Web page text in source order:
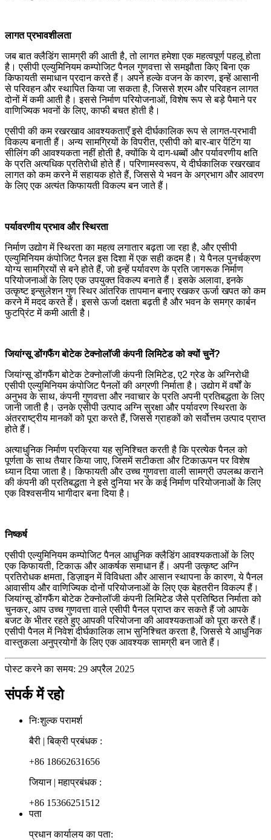
लागत प्रभावशीलता
जब बात क्लैडिंग सामग्री की आती है, तो लागत हमेशा एक महत्वपूर्ण पहलू होता
है। एसीपी एल्युमिनियम कम्पोजिट पैनल गुणवत्ता से समझौता किए बिना एक
किफायती समाधान प्रदान करते हैं। अपने हल्के वजन के कारण, इन्हें आसानी
से परिवहन और स्थापित किया जा सकता है, जिससे श्रम और परिवहन लागत
दोनों में कमी आती है। इससे निर्माण परियोजनाओं, विशेष रूप से बड़े पैमाने पर
वाणिज्यिक भवनों के लिए, काफी बचत होती है।
एसीपी की कम रखरखाव आवश्यकताएँ इसे दीर्घकालिक रूप से लागत-प्रभावी
विकल्प बनाती हैं। अन्य सामग्रियों के विपरीत, एसीपी को बार-बार पेंटिंग या
सीलिंग की आवश्यकता नहीं होती है, क्योंकि ये दाग-धब्बों और पर्यावरणीय क्षति
के प्रति अत्यधिक प्रतिरोधी होते हैं। परिणामस्वरूप, ये दीर्घकालिक रखरखाव
लागत को कम करने में सहायक होते हैं, जिससे ये भवन के अग्रभाग और आवरण
के लिए एक अत्यंत किफायती विकल्प बन जाते हैं।
पर्यावरणीय प्रभाव और स्थिरता
निर्माण उद्योग में स्थिरता का महत्व लगातार बढ़ता जा रहा है, और एसीपी
एल्युमिनियम कंपोजिट पैनल इस दिशा में एक सही कदम है। ये पैनल पुनर्चक्रण
योग्य सामग्रियों से बने होते हैं, जो इन्हें पर्यावरण के प्रति जागरूक निर्माण
परियोजनाओं के लिए एक उपयुक्त विकल्प बनाते हैं। इसके अलावा, इनके
उत्कृष्ट इन्सुलेशन गुण स्थिर आंतरिक तापमान बनाए रखकर ऊर्जा खपत को कम
करने में मदद करते हैं। इससे ऊर्जा दक्षता बढ़ती है और भवन के समग्र कार्बन
फुटप्रिंट में कमी आती है।
जियांग्सू डोंगफैंग बोटेक टेक्नोलॉजी कंपनी लिमिटेड को क्यों चुनें?
जियांग्सू डोंगफैंग बोटेक टेक्नोलॉजी कंपनी लिमिटेड, ए2 ग्रेड के अग्निरोधी
एसीपी एल्युमिनियम कंपोजिट पैनलों की अग्रणी निर्माता है। उद्योग में वर्षों के
अनुभव के साथ, कंपनी गुणवत्ता और नवाचार के प्रति अपनी प्रतिबद्धता के लिए
जानी जाती है। उनके एसीपी उत्पाद अग्नि सुरक्षा और पर्यावरण स्थिरता के
अंतरराष्ट्रीय मानकों को पूरा करते हैं, जिससे ग्राहकों को सर्वोत्तम उत्पाद प्राप्त
होते हैं।
अत्याधुनिक निर्माण प्रक्रिया यह सुनिश्चित करती है कि प्रत्येक पैनल को
पूर्णता के साथ तैयार किया जाए, जिसमें सटीकता और टिकाऊपन पर विशेष
ध्यान दिया जाता है। किफायती और उच्च गुणवत्ता वाली सामग्री उपलब्ध कराने
की कंपनी की प्रतिबद्धता ने इसे दुनिया भर के कई निर्माण परियोजनाओं के लिए
एक विश्वसनीय भागीदार बना दिया है।
निष्कर्ष
एसीपी एल्युमिनियम कम्पोजिट पैनल आधुनिक क्लैडिंग आवश्यकताओं के लिए
एक किफायती, टिकाऊ और आकर्षक समाधान हैं। अपनी उत्कृष्ट अग्नि
प्रतिरोधक क्षमता, डिज़ाइन में विविधता और आसान स्थापना के कारण, ये पैनल
आवासीय और वाणिज्यिक दोनों परियोजनाओं के लिए एक बेहतरीन विकल्प हैं।
जियांग्सू डोंगफैंग बोटेक टेक्नोलॉजी कंपनी लिमिटेड जैसे प्रतिष्ठित निर्माता को
चुनकर, आप उच्च गुणवत्ता वाले एसीपी पैनल प्राप्त कर सकते हैं जो आपके
बजट के भीतर रहते हुए आपकी परियोजना की आवश्यकताओं को पूरा करते हैं।
एसीपी पैनल में निवेश दीर्घकालिक लाभ सुनिश्चित करता है, जिससे ये आधुनिक
वास्तुकला अनुप्रयोगों के लिए एक आवश्यक सामग्री बन जाते हैं।
पोस्ट करने का समय: 29 अप्रैल 2025
संपर्क में रहो
निःशुल्क परामर्श
बैरी | बिक्री प्रबंधक :
+86 18662631656
जियान | महाप्रबंधक :
+86 15366251512
पता
प्रधान कार्यालय का पता: